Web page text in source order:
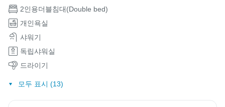
2인용더블침대(Double bed)
개인욕실
샤워기
독립샤워실
드라이기
모두 표시 (13)